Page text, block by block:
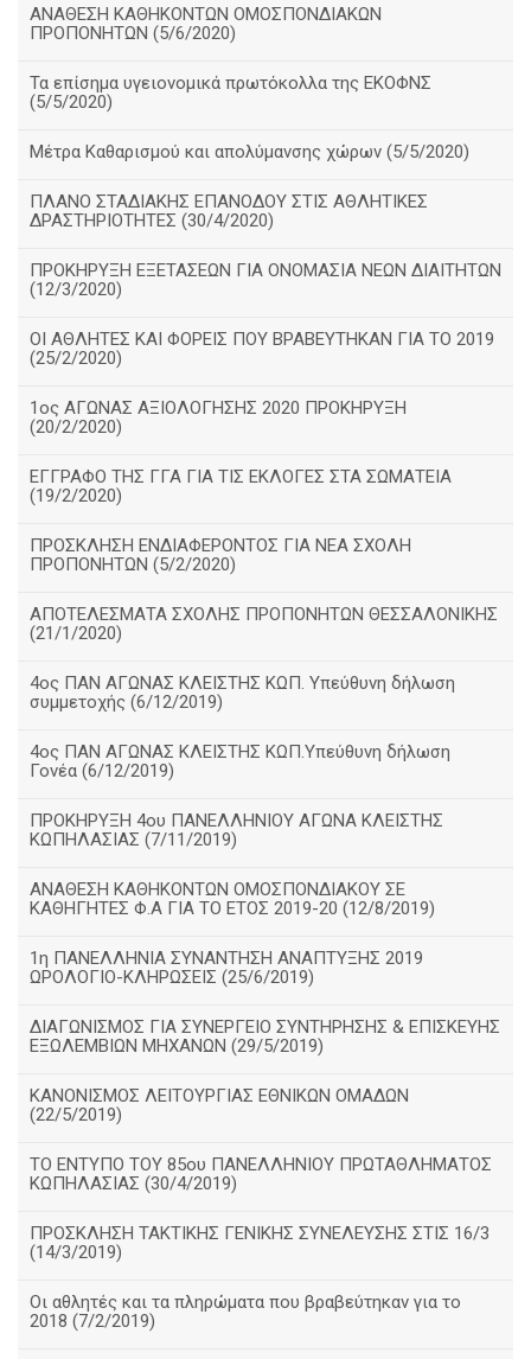
ΑΝΑΘΕΣΗ ΚΑΘΗΚΟΝΤΩΝ ΟΜΟΣΠΟΝΔΙΑΚΩΝ
ΠΡΟΠΟΝΗΤΩΝ (5/6/2020)
Τα επίσημα υγειονομικά πρωτόκολλα της ΕΚΟΦΝΣ
(5/5/2020)
Μέτρα Καθαρισμού και απολύμανσης χώρων (5/5/2020)
ΠΛΑΝΟ ΣΤΑΔΙΑΚΗΣ ΕΠΑΝΟΔΟΥ ΣΤΙΣ ΑΘΛΗΤΙΚΕΣ
ΔΡΑΣΤΗΡΙΟΤΗΤΕΣ (30/4/2020)
ΠΡΟΚΗΡΥΞΗ ΕΞΕΤΑΣΕΩΝ ΓΙΑ ΟΝΟΜΑΣΙΑ ΝΕΩΝ ΔΙΑΙΤΗΤΩΝ
(12/3/2020)
ΟΙ ΑΘΛΗΤΕΣ ΚΑΙ ΦΟΡΕΙΣ ΠΟΥ ΒΡΑΒΕΥΤΗΚΑΝ ΓΙΑ ΤΟ 2019
(25/2/2020)
1ος ΑΓΩΝΑΣ ΑΞΙΟΛΟΓΗΣΗΣ 2020 ΠΡΟΚΗΡΥΞΗ
(20/2/2020)
ΕΓΓΡΑΦΟ ΤΗΣ ΓΓΑ ΓΙΑ ΤΙΣ ΕΚΛΟΓΕΣ ΣΤΑ ΣΩΜΑΤΕΙΑ
(19/2/2020)
ΠΡΟΣΚΛΗΣΗ ΕΝΔΙΑΦΕΡΟΝΤΟΣ ΓΙΑ ΝΕΑ ΣΧΟΛΗ
ΠΡΟΠΟΝΗΤΩΝ (5/2/2020)
ΑΠΟΤΕΛΕΣΜΑΤΑ ΣΧΟΛΗΣ ΠΡΟΠΟΝΗΤΩΝ ΘΕΣΣΑΛΟΝΙΚΗΣ
(21/1/2020)
4ος ΠΑΝ ΑΓΩΝΑΣ ΚΛΕΙΣΤΗΣ ΚΩΠ. Υπεύθυνη δήλωση
συμμετοχής (6/12/2019)
4ος ΠΑΝ ΑΓΩΝΑΣ ΚΛΕΙΣΤΗΣ ΚΩΠ.Υπεύθυνη δήλωση
Γονέα (6/12/2019)
ΠΡΟΚΗΡΥΞΗ 4ου ΠΑΝΕΛΛΗΝΙΟΥ ΑΓΩΝΑ ΚΛΕΙΣΤΗΣ
ΚΩΠΗΛΑΣΙΑΣ (7/11/2019)
ΑΝΑΘΕΣΗ ΚΑΘΗΚΟΝΤΩΝ ΟΜΟΣΠΟΝΔΙΑΚΟΥ ΣΕ
ΚΑΘΗΓΗΤΕΣ Φ.Α ΓΙΑ ΤΟ ΕΤΟΣ 2019-20 (12/8/2019)
1η ΠΑΝΕΛΛΗΝΙΑ ΣΥΝΑΝΤΗΣΗ ΑΝΑΠΤΥΞΗΣ 2019
ΩΡΟΛΟΓΙΟ-ΚΛΗΡΩΣΕΙΣ (25/6/2019)
ΔΙΑΓΩΝΙΣΜΟΣ ΓΙΑ ΣΥΝΕΡΓΕΙΟ ΣΥΝΤΗΡΗΣΗΣ & ΕΠΙΣΚΕΥΗΣ
ΕΞΩΛΕΜΒΙΩΝ ΜΗΧΑΝΩΝ (29/5/2019)
ΚΑΝΟΝΙΣΜΟΣ ΛΕΙΤΟΥΡΓΙΑΣ ΕΘΝΙΚΩΝ ΟΜΑΔΩΝ
(22/5/2019)
ΤΟ ΕΝΤΥΠΟ ΤΟΥ 85ου ΠΑΝΕΛΛΗΝΙΟΥ ΠΡΩΤΑΘΛΗΜΑΤΟΣ
ΚΩΠΗΛΑΣΙΑΣ (30/4/2019)
ΠΡΟΣΚΛΗΣΗ ΤΑΚΤΙΚΗΣ ΓΕΝΙΚΗΣ ΣΥΝΕΛΕΥΣΗΣ ΣΤΙΣ 16/3
(14/3/2019)
Οι αθλητές και τα πληρώματα που βραβεύτηκαν για το
2018 (7/2/2019)